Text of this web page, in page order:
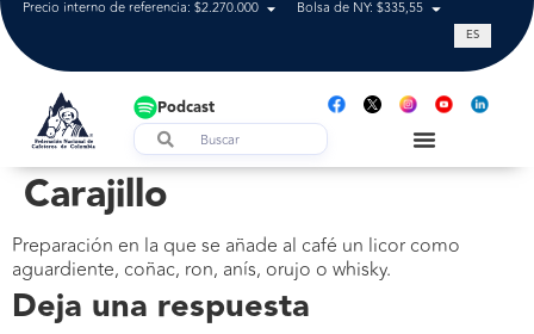
Precio interno de referencia: $2.270.000 Bolsa de NY: $335,55 Tasa de
ES
Podcast
Carajillo
Preparación en la que se añade al café un licor como
aguardiente, coñac, ron, anís, orujo o whisky.
Deja una respuesta